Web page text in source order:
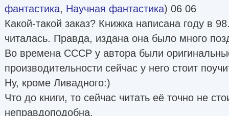
фантастика, Научная фантастика) 06 06
Какой-такой заказ? Книжка написана году в
читалась. Правда, издана она было много
Во времена СССР у автора были
производительности сейчас у него стоит
Ну, кроме Ливадного:)
Что до книги, то сейчас читать её точно не
неправдоподобна.